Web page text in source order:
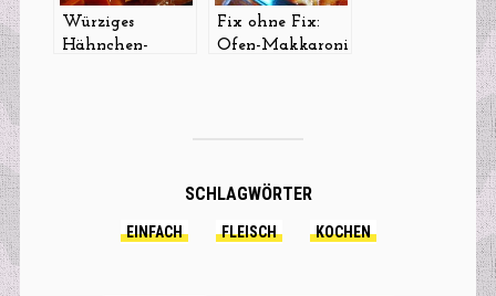
Würziges
Hähnchen-
Fix ohne Fix:
Ofen-Makkaroni
SCHLAGWÖRTER
EINFACH FLEISCH KOCHEN